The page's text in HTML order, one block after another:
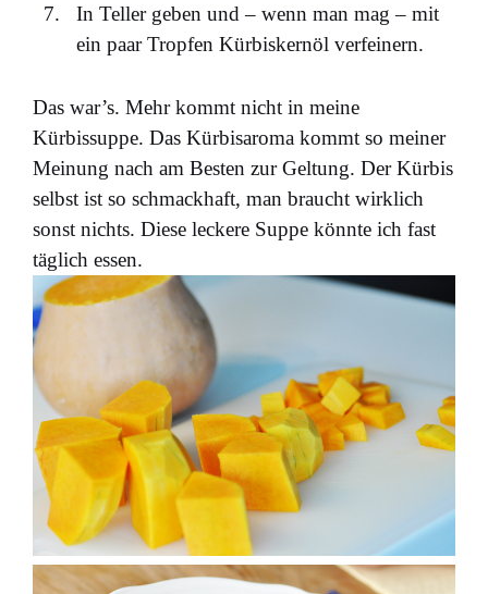
In Teller geben und – wenn man mag – mit
ein paar Tropfen Kürbiskernöl verfeinern.
Das war’s. Mehr kommt nicht in meine
Kürbissuppe. Das Kürbisaroma kommt so meiner
Meinung nach am Besten zur Geltung. Der Kürbis
selbst ist so schmackhaft, man braucht wirklich
sonst nichts. Diese leckere Suppe könnte ich fast
täglich essen.